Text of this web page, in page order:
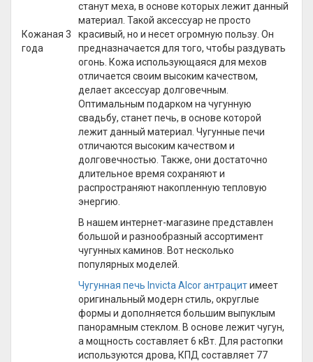
Кожаная 3
года
станут меха, в основе которых лежит данный
материал. Такой аксессуар не просто
красивый, но и несет огромную пользу. Он
предназначается для того, чтобы раздувать
огонь. Кожа использующаяся для мехов
отличается своим высоким качеством,
делает аксессуар долговечным.
Оптимальным подарком на чугунную
свадьбу, станет печь, в основе которой
лежит данный материал. Чугунные печи
отличаются высоким качеством и
долговечностью. Также, они достаточно
длительное время сохраняют и
распространяют накопленную тепловую
энергию.
В нашем интернет-магазине представлен
большой и разнообразный ассортимент
чугунных каминов. Вот несколько
популярных моделей.
Чугунная печь Invicta Alcor антрацитимеет
оригинальный модерн стиль, округлые
формы и дополняется большим выпуклым
панорамным стеклом. В основе лежит чугун,
а мощность составляет 6 кВт. Для растопки
используются дрова, КПД составляет 77